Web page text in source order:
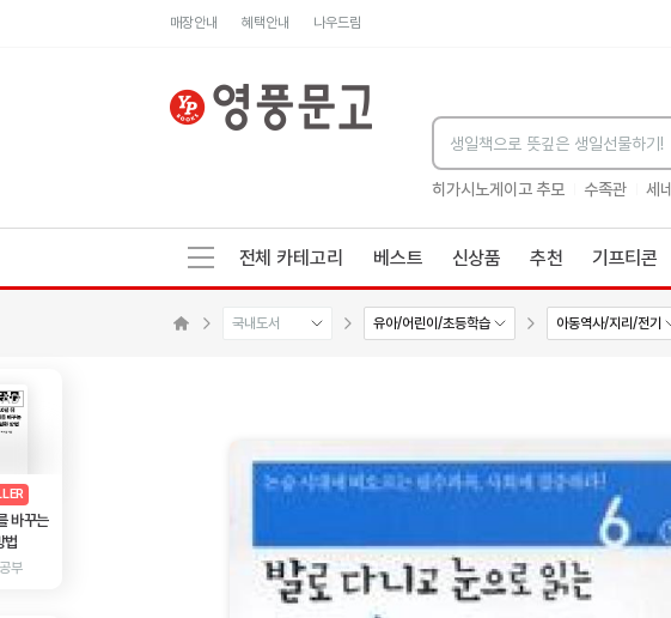
매장안내 혜택안내 나우드림
히가시노게이고 추모 수족관 세
전체 카테고리 베스트 신상품 추천 기프티콘
국내도서 유아/어린이/초등학습 아동역사/지리/전기
AD
바꾸는
법
부